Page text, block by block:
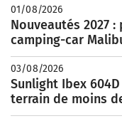
01/08/2026
Nouveautés 2027
camping-car
03/08/2026
Sunlight Ibex
terrain de moins